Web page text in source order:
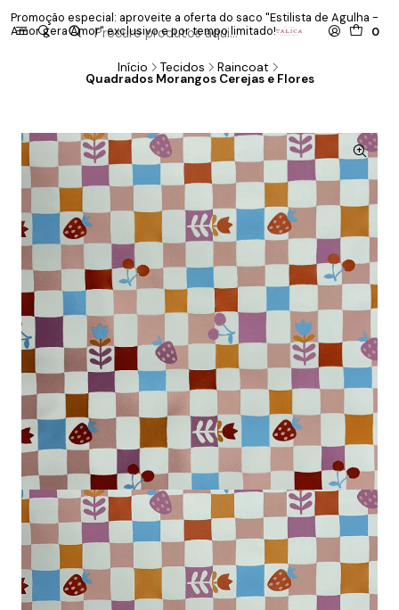
0
Promoção especial: aproveite a oferta do saco "Estilista de Agulha -
Amor gera Amor" exclusivo e por tempo limitado!
Início Tecidos Raincoat
Quadrados Morangos Cerejas e Flores